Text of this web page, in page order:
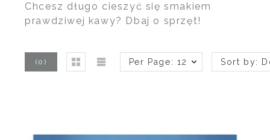
Chcesz długo cieszyć się smakiem
prawdziwej kawy? Dbaj o sprzęt!
( 0 ) Per Page: 12 Sort by: